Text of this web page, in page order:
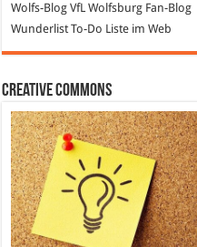
Wolfs-Blog VfL Wolfsburg Fan-Blog
WunderlistTo-Do Liste im Web
Creative Commons